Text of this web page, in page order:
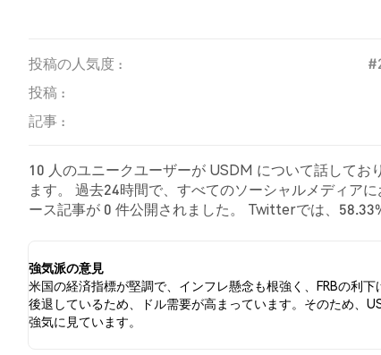
投稿の人気度 :
投稿 :
記事 :
10 人のユニークユーザーが USDM について話して
ます。 過去24時間で、すべてのソーシャルメディア
ース記事が 0 件公開されました。 Twitterでは、
強気派の意見
米国の経済指標が堅調で、インフレ懸念も根強く、FRBの利下
後退しているため、ドル需要が高まっています。そのため、
強気に見ています。